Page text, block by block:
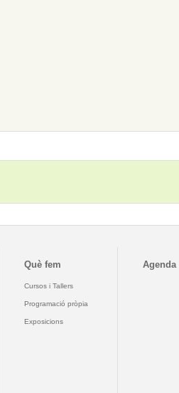
Què fem
Cursos i Tallers
Programació pròpia
Exposicions
Agenda